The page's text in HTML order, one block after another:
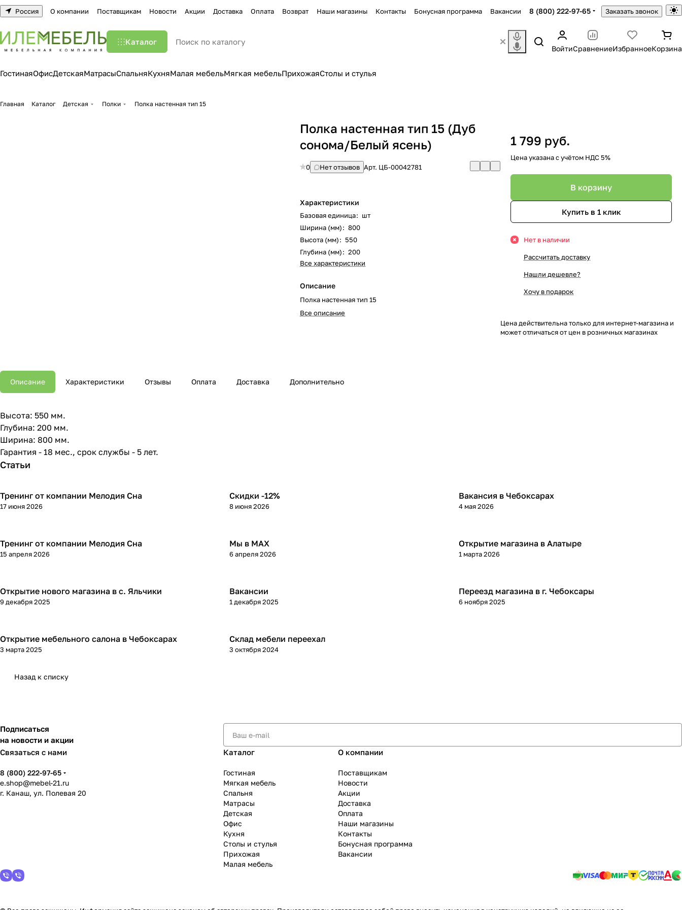
Россия О компании Поставщикам Новости Акции Доставка Оплата Возврат Наши магазины Контакты Бонусная программа Вакансии 8 (800) 222-97-65 Заказать звонок
Каталог
ВойтиСравнениеИзбранноеКорзина
ГостинаяОфисДетскаяМатрасыСпальняКухняМалая мебельМягкая мебельПрихожаяСтолы и стулья
Главная Каталог Детская Полки Полка настенная тип 15
Полка настенная тип 15 (Дуб
сонома/Белый ясень)
0 Нет отзывов Арт. ЦБ-00042781
Характеристики
Базовая единица: шт
Ширина (мм): 800
Высота (мм): 550
Глубина (мм): 200
Все характеристики
Описание
Полка настенная тип 15
Все описание
1 799 руб.
Цена указана с учётом НДС 5%
В корзину
Купить в 1 клик
Нет в наличии
Рассчитать доставку
Нашли дешевле?
Хочу в подарок
Цена действительна только для интернет-магазина и
может отличаться от цен в розничных магазинах
Описание Характеристики Отзывы Оплата Доставка Дополнительно
Высота: 550 мм.
Глубина: 200 мм.
Ширина: 800 мм.
Гарантия - 18 мес., срок службы - 5 лет.
Статьи
Тренинг от компании Мелодия Сна
17 июня 2026
Скидки -12%
8 июня 2026
Вакансия в Чебоксарах
4 мая 2026
Тренинг от компании Мелодия Сна
15 апреля 2026
Мы в МАХ
6 апреля 2026
Открытие магазина в Алатыре
1 марта 2026
Открытие нового магазина в с. Яльчики
9 декабря 2025
Вакансии
1 декабря 2025
Переезд магазина в г. Чебоксары
6 ноября 2025
Открытие мебельного салона в Чебоксарах
3 марта 2025
Склад мебели переехал
3 октября 2024
Назад к списку
Подписаться
на новости и акции
Связаться с нами
8 (800) 222-97-65
e.shop@mebel-21.ru
г. Канаш, ул. Полевая 20
Каталог
Гостиная
Мягкая мебель
Спальня
Матрасы
Детская
Офис
Кухня
Столы и стулья
Прихожая
Малая мебель
О компании
Поставщикам
Новости
Акции
Доставка
Оплата
Наши магазины
Контакты
Бонусная программа
Вакансии